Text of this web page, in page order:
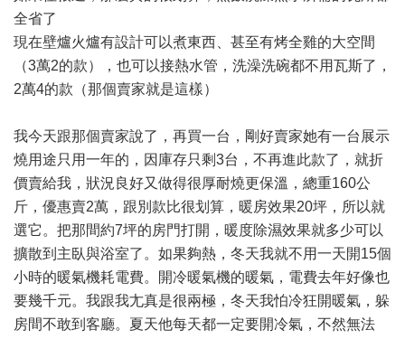
全省了
現在壁爐火爐有設計可以煮東西、甚至有烤全雞的大空間
（3萬2的款），也可以接熱水管，洗澡洗碗都不用瓦斯了，
2萬4的款（那個賣家就是這樣）
我今天跟那個賣家說了，再買一台，剛好賣家她有一台展示
燒用途只用一年的，因庫存只剩3台，不再進此款了，就折
價賣給我，狀況良好又做得很厚耐燒更保溫，總重160公
斤，優惠賣2萬，跟別款比很划算，暖房效果20坪，所以就
選它。把那間約7坪的房門打開，暖度除濕效果就多少可以
擴散到主臥與浴室了。如果夠熱，冬天我就不用一天開15個
小時的暖氣機耗電費。開冷暖氣機的暖氣，電費去年好像也
要幾千元。我跟我尢真是很兩極，冬天我怕冷狂開暖氣，躲
房間不敢到客廳。夏天他每天都一定要開冷氣，不然無法